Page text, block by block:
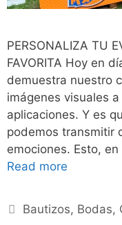
PERSONALIZA TU
FAVORITA Hoy en
demuestra nuestro
imágenes visuales
aplicaciones. Y es
podemos transmitir
emociones. Esto,
Read more
Bautizos, Bodas,